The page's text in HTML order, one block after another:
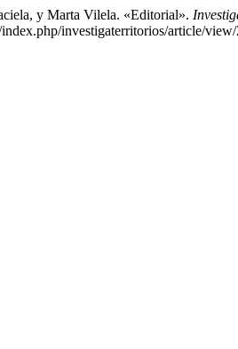
y Marta Vilela. «Editorial».
investigaterritorios/article/